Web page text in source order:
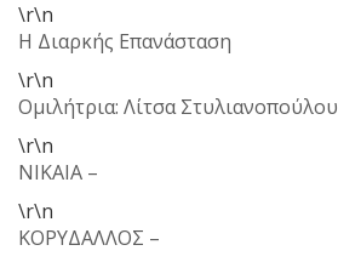
\r\n
Η Διαρκής Επανάσταση
\r\n
Ομιλήτρια: Λίτσα Στυλιανοπούλου
\r\n
ΝΙΚΑΙΑ –
\r\n
ΚΟΡΥΔΑΛΛΟΣ –